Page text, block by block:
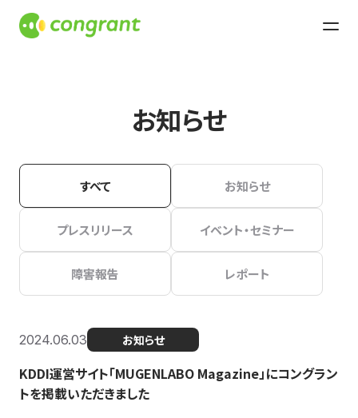
お知らせ
すべて お知らせ
プレスリリース イベント・セミナー
障害報告 レポート
2024.06.03 お知らせ
KDDI運営サイト「MUGENLABO Magazine」にコングラン
トを掲載いただきました